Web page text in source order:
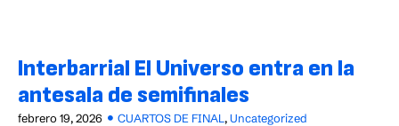
Interbarrial El Universo entra en la
antesala de semifinales
febrero 19, 2026 CUARTOS DE FINAL ,Uncategorized